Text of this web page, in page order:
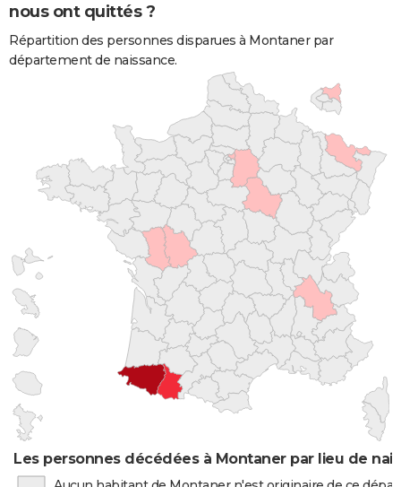
nous ont quittés ?
Répartition des personnes disparues à Montaner par
département de naissance.
Les personnes décédées à Montaner par lieu de